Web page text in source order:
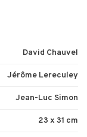
David Chauvel
Jérôme Lereculey
Jean-Luc Simon
23 x 31 cm